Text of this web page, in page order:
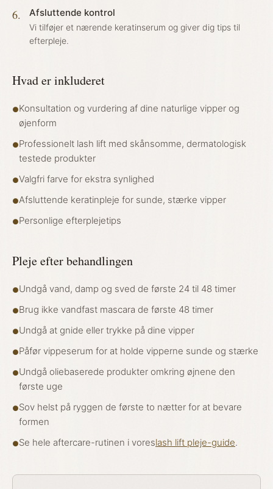
6. Afsluttende kontrol
Vi tilføjer et nærende keratinserum og giver dig tips til
efterpleje.
Hvad er inkluderet
●Konsultation og vurdering af dine naturlige vipper og
øjenform
●Professionelt lash lift med skånsomme, dermatologisk
testede produkter
●Valgfri farve for ekstra synlighed
●Afsluttende keratinpleje for sunde, stærke vipper
●Personlige efterplejetips
Pleje efter behandlingen
●Undgå vand, damp og sved de første 24 til 48 timer
●Brug ikke vandfast mascara de første 48 timer
●Undgå at gnide eller trykke på dine vipper
●Påfør vippeserum for at holde vipperne sunde og stærke
●Undgå oliebaserede produkter omkring øjnene den
første uge
●Sov helst på ryggen de første to nætter for at bevare
formen
●Se hele aftercare-rutinen i voreslash lift pleje-guide.